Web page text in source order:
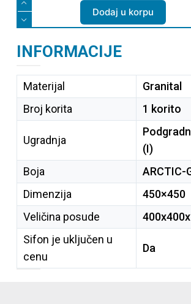
Dodaj u korpu
INFORMACIJE
Materijal
Granital
Broj korita
1 korito
Ugradnja
(I)
Boja
ARCTIC-
Dimenzija
450×450
Veličina posude
Sifon je uključen u
cenu
Da